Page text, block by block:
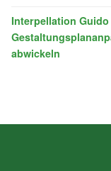
Interpellation
abwickeln